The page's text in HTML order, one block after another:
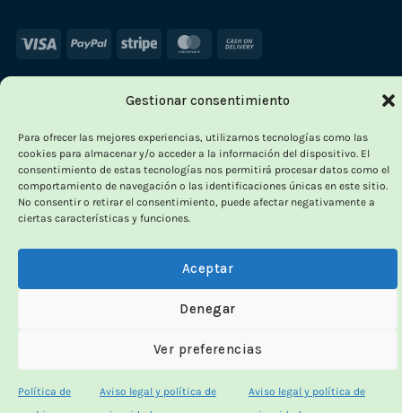
Gestionar consentimiento
Para ofrecer las mejores experiencias, utilizamos tecnologías como las
cookies para almacenar y/o acceder a la información del dispositivo. El
consentimiento de estas tecnologías nos permitirá procesar datos como el
comportamiento de navegación o las identificaciones únicas en este sitio.
No consentir o retirar el consentimiento, puede afectar negativamente a
ciertas características y funciones.
Aceptar
Denegar
Ver preferencias
Política de
Aviso legal y política de
Aviso legal y política de
Visa PayPal Stripe MasterCard